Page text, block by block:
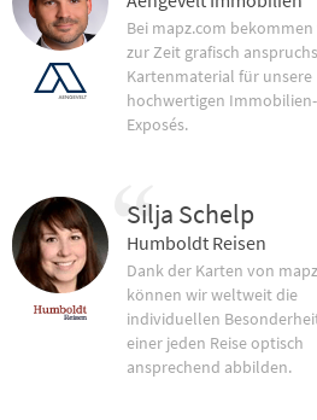
Bei mapz.com
zur Zeit grafisch
Kartenmaterial für unsere
hochwertigen Immobilien-
Exposés.
Silja Schelp
Humboldt Reisen
Dank der Karten von
können wir weltweit die
individuellen
einer jeden Reise optisch
ansprechend abbilden.